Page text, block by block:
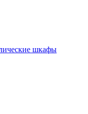
шкафы